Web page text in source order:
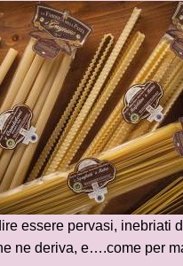
essere pervasi, inebriati
ne deriva, e….come per